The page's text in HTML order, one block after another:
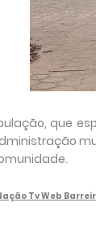
que
Tv Web